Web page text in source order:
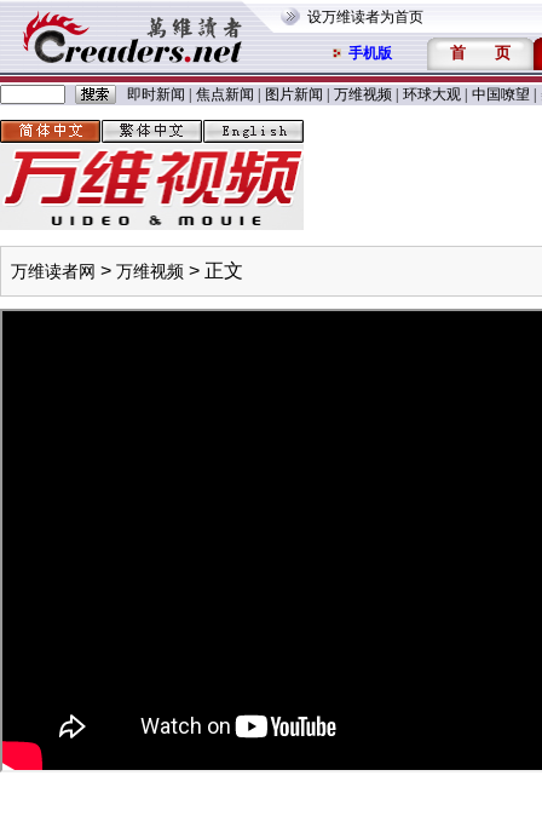
设万维读者为首页
手机版 首 页
即时新闻 焦点新闻 图片新闻 万维视频 环球大观 中国嘹望
万维读者网 > 万维视频 > 正文